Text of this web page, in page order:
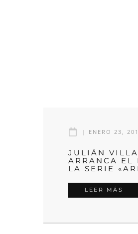
| ENERO 23,
JULIÁN
ARRANCA EL
LA SERIE
LEER MÁS